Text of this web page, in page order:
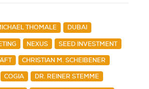
THOMALE DUBAI
NEXUS SEED INVESTMENT
CHRISTIAN M. SCHEIBENER
COGIA DR. REINER STEMME